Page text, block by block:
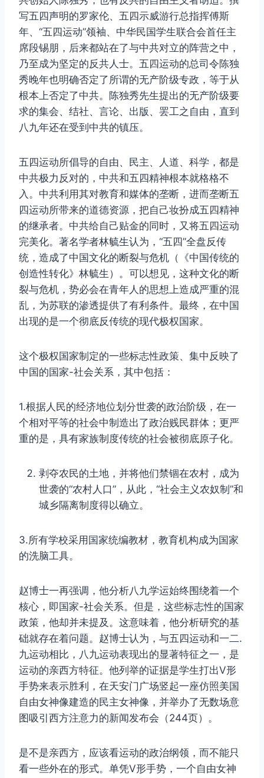
写五四声明的罗家伦、五四示威游行总指挥傅斯
年、“五四运动”领袖、中华民国学生联合会首任主
席段锡朋，后来都站在了与中共对立的阵营之中，
乃至成为坚定的反共人士。五四运动的总司令陈独
秀晚年也明确否定了所谓的无产阶级专政，等于从
根本上否定了中共。陈独秀先生提出的无产阶级要
求的集会、结社、言论、出版、罢工之自由，直到
八九年还在受到中共的镇压。
五四运动所倡导的自由、民主、人道、科学，都是
中共极力反对的，中共和五四精神根本就格格不
入。中共利用其对教育和媒体的垄断，进而垄断五
四运动所带来的道德资源，把自己妆扮成五四精神
的继承者。中共给自己贴金的同时，又将五四运动
完美化。著名学者林毓生认为，“五四”全盘反传
统，造成了中国文化的断裂与危机（《中国传统的
创造性转化》林毓生）。可以想见，这种文化的断
裂与危机，势必会在青年人的思想上造成严重的混
乱，为苏联的渗透提供了有利条件。最终，在中国
出现的是一个彻底反传统的现代极权国家。
这个极权国家制定的一些标志性政策、集中反映了
中国的国家-社会关系，其中包括：
1.根据人民的经济地位划分世袭的政治阶级，在一
个相对平等的社会中制造出了政治贱民群体；更严
重的是，具有家族制度传统的社会被彻底原子化。
剥夺农民的土地，并将他们禁锢在农村，成为
世袭的“农村人口”，从此，“社会主义农奴制”和
城乡隔离制度得以确立。
3.所有学校采用国家统编教材，教育机构成为国家
的洗脑工具。
赵博士一再强调，他分析八九学运始终围绕着一个
核心，即国家-社会关系。但是，这些标志性的国家
政策，他却并未提及。这意味着，他分析研究的基
础就存在着问题。赵博士认为，与五四运动和一二.
九运动相比，八九运动表现出的显著特征之一，是
运动的亲西方特征。他列举的证据是学生打出V形
手势来表示胜利，在天安门广场竖起一座仿照美国
自由女神像建造的民主女神像，并举办了无数场意
图吸引西方注意力的新闻发布会（244页）。
是不是亲西方，应该看运动的政治纲领，而不能只
看一些外在的形式。单凭V形手势，一个自由女神